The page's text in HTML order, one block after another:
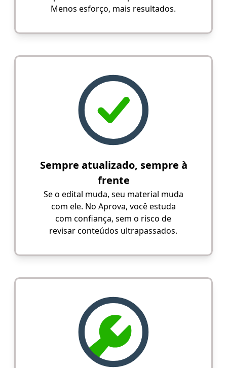
Menos esforço, mais resultados.
Sempre atualizado, sempre à
frente
Se o edital muda, seu material muda
com ele. No Aprova, você estuda
com confiança, sem o risco de
revisar conteúdos ultrapassados.